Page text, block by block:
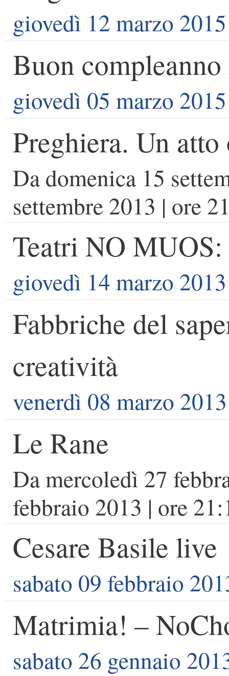
giovedì 12 marzo 2015
Buon
giovedì 05 marzo 2015
Preghiera. Un atto
Dadomenica 15
settembre 2013 | ore
Teatri NO
giovedì 14 marzo 2013
Fabbriche del
creatività
venerdì 08 marzo 2013
Le Rane
Damercoledì 27
febbraio 2013 | ore
Cesare Basile live
sabato 09 febbraio
Matrimia! –
sabato 26 gennaio